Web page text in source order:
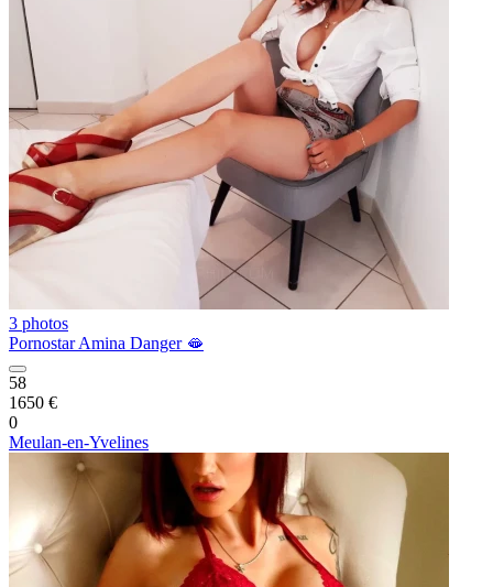
3 photos
Pornostar Amina Danger 🫦
58
1650 €
0
Meulan-en-Yvelines